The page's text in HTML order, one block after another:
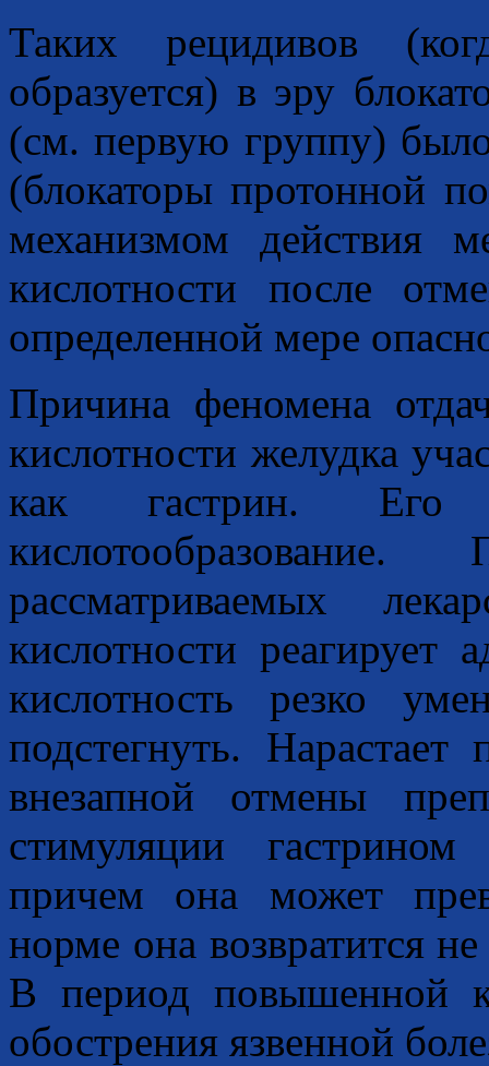
Таких рецидивов
образуется) в эру
(см. первую группу)
(блокаторы протонной
механизмом действия
кислотности после
определенной мере
Причина феномена
кислотности желудка
как гастрин. Его
рассматриваемых
кислотности реагирует
кислотность резко
подстегнуть.
внезапной отмены
стимуляции
причем она может
норме она возвратится
В период повышенной
обострения язвенной